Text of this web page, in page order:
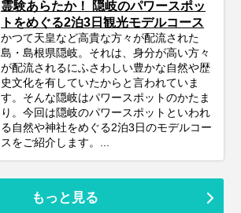
霊験あらたか！ 隠岐のパワースポッ
トをめぐる2泊3日観光モデルコース
かつて天皇など高貴な方々が配流された
島・島根県隠岐。それは、身分が高い方々
が配流されるにふさわしい豊かな自然や歴
史文化を有していたからと言われていま
す。そんな隠岐はパワースポットのかたま
り。今回は隠岐のパワースポットといわれ
る自然や神社をめぐる2泊3日のモデルコー
スをご紹介します。...
もっと見る